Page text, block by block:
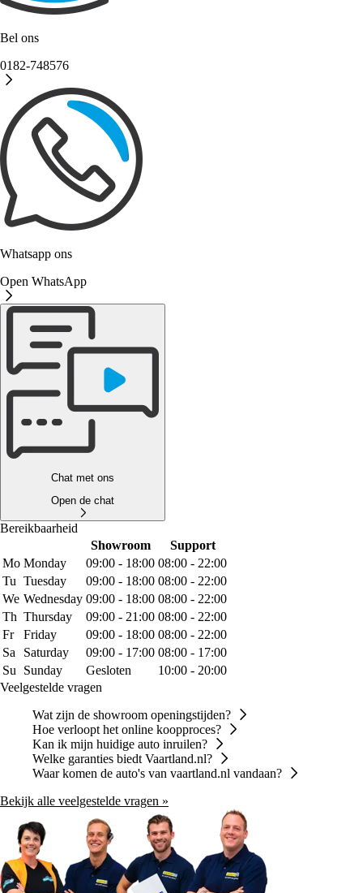
Bel ons
0182-748576
Whatsapp ons
Open WhatsApp
Chat met ons
Open de chat
Bereikbaarheid
Showroom
Support
Mo Monday 09:00 - 18:00 08:00 - 22:00
Tu Tuesday 09:00 - 18:00 08:00 - 22:00
We Wednesday 09:00 - 18:00 08:00 - 22:00
Th Thursday 09:00 - 21:00 08:00 - 22:00
Fr
Friday 09:00 - 18:00 08:00 - 22:00
Sa
Saturday 09:00 - 17:00 08:00 - 17:00
Su Sunday Gesloten
10:00 - 20:00
Veelgestelde vragen
Wat zijn de showroom openingstijden?
Hoe verloopt het online koopproces?
Kan ik mijn huidige auto inruilen?
Welke garanties biedt Vaartland.nl?
Waar komen de auto's van vaartland.nl vandaan?
Bekijk alle veelgestelde vragen »